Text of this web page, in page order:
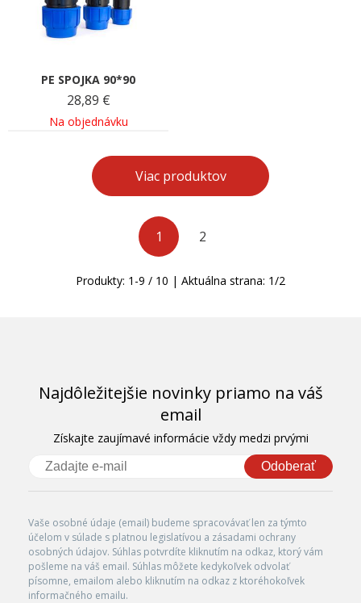
PE SPOJKA 90*90
28,89 €
Na objednávku
Viac produktov
1 2
Produkty: 1 -9 / 10 | Aktuálna strana: 1/2
Najdôležitejšie novinky priamo na váš
email
Získajte zaujímavé informácie vždy medzi prvými
Odoberať
Vaše osobné údaje (email) budeme spracovávať len za týmto
účelom v súlade s platnou legislatívou a zásadami ochrany
osobných údajov. Súhlas potvrdíte kliknutím na odkaz, ktorý vám
pošleme na váš email. Súhlas môžete kedykoľvek odvolať
písomne, emailom alebo kliknutím na odkaz z ktoréhokoľvek
informačného emailu.